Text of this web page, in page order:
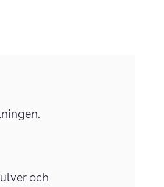
och